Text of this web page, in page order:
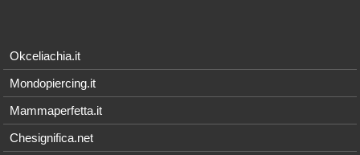
Okceliachia.it
Mondopiercing.it
Mammaperfetta.it
Chesignifica.net